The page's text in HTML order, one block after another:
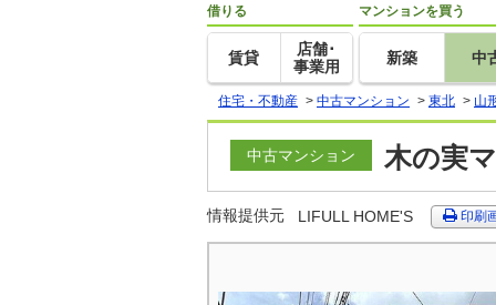
借りる
賃貸
店舗･
事業用
マンションを買う
新築 中
住宅・不動産 > 中古マンション > 東北 > 山
中古マンション 木の実
情報提供元 LIFULL HOME'S 印刷